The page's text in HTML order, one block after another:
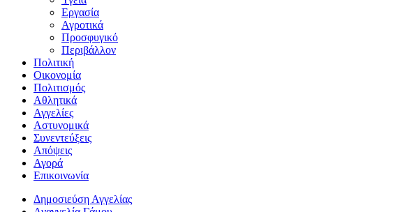
Εργασία
Αγροτικά
Προσφυγικό
Περιβάλλον
Πολιτική
Οικονομία
Πολιτισμός
Αθλητικά
Αγγελίες
Αστυνομικά
Συνεντεύξεις
Απόψεις
Αγορά
Επικοινωνία
Δημοσιεύση Αγγελίας